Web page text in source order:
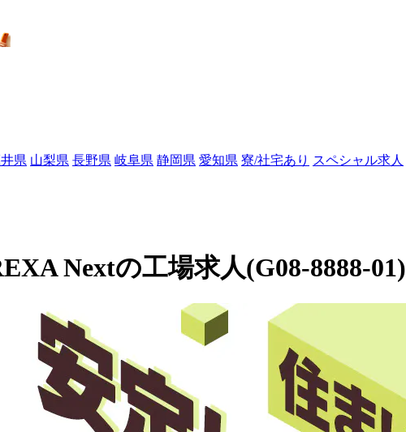
県 山梨県 長野県 岐阜県 静岡県 愛知県 寮/社宅あり スペシャル求人
Nextの工場求人(G08-8888-01)